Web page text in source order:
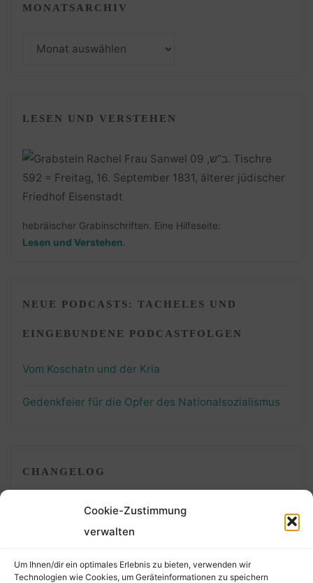
Cookie-Zustimmung
verwalten
Um Ihnen/dir ein optimales Erlebnis zu bieten, verwenden wir
Technologien wie Cookies, um Geräteinformationen zu speichern
MONATSARCHIV
Monatsarchiv
LESEN UND VERSTEHEN
hebräischer Grabinschriften. Eine Hilfeseite:
Lesen und Verstehen
NEUE PODCASTS: TACHELES UND
EINGEBUNDENE PODCASTFOLGEN
Vom Koschatn und der Kria
Gedenkfeier für die Opfer des Nationalsozialismus
CHANGELOG
Alexander änderte, hat sich leider auch die URL geändert.